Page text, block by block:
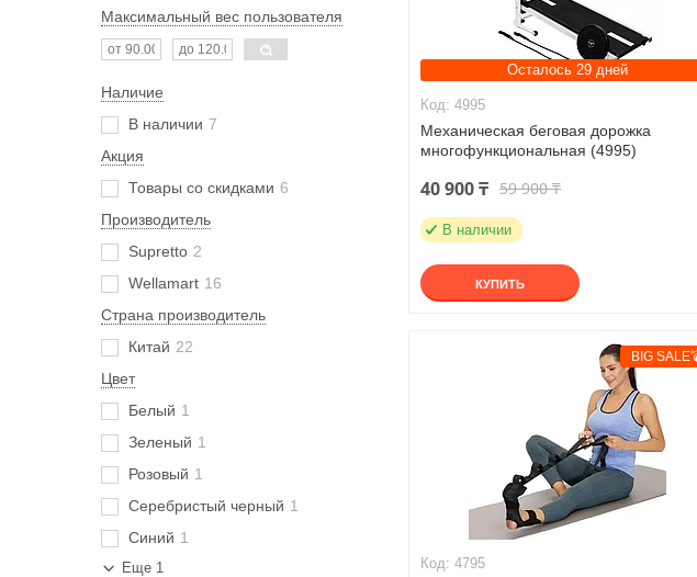
Максимальный вес пользователя
Наличие
В наличии 7
Акция
Товары со скидками 6
Производитель
Supretto 2
Wellamart 16
Страна производитель
Китай 22
Цвет
Белый 1
Зеленый 1
Розовый 1
Серебристый черный 1
Синий 1
Еще 1
Осталось 29 дней
4995
Механическая беговая дорожка
многофункциональная (4995)
40 900 ₸ 59 900 ₸
В наличии
КУПИТЬ
BIG
4795